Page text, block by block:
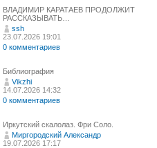
ВЛАДИМИР КАРАТАЕВ ПРОДОЛЖИТ
РАССКАЗЫВАТЬ…
ssh
23.07.2026 19:01
0 комментариев
Библиография
Vikzhi
14.07.2026 14:32
0 комментариев
Иркутский скалолаз. Фри Соло.
Миргородский Александр
19.07.2026 17:17